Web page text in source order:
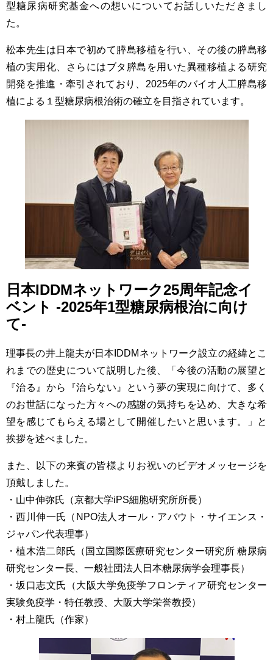
型糖尿病研究基金への想いについてお話しいただきまし
た。
松本先生は日本で初めて膵島移植を行い、その後の膵島移
植の実用化、さらにはブタ膵島を用いた異種移植よる研究
開発を推進・牽引されており、2025年のバイオ人工膵島移
植による１型糖尿病根治術の確立を目指されています。
日本IDDMネットワーク25周年記念イ
ベント -2025年1型糖尿病根治に向け
て-
理事長の井上龍夫が日本IDDMネットワーク設立の経緯とこ
れまでの歴史について説明した後、「今後の活動の展望と
『治る』から『治らない』という夢の実現に向けて、多く
のお世話になった方々への感謝の気持ちを込め、大きな希
望を感じてもらえる場として開催したいと思います。」と
挨拶を述べました。
また、以下の来賓の皆様よりお祝いのビデオメッセージを
頂戴しました。
・山中伸弥氏（京都大学iPS細胞研究所所長）
・西川伸一氏（NPO法人オール・アバウト・サイエンス・
ジャパン代表理事）
・植木浩二郎氏（国立国際医療研究センター研究所 糖尿病
研究センター長、一般社団法人日本糖尿病学会理事長）
・坂口志文氏（大阪大学免疫学フロンティア研究センター
実験免疫学・特任教授、大阪大学栄誉教授）
・村上龍氏（作家）